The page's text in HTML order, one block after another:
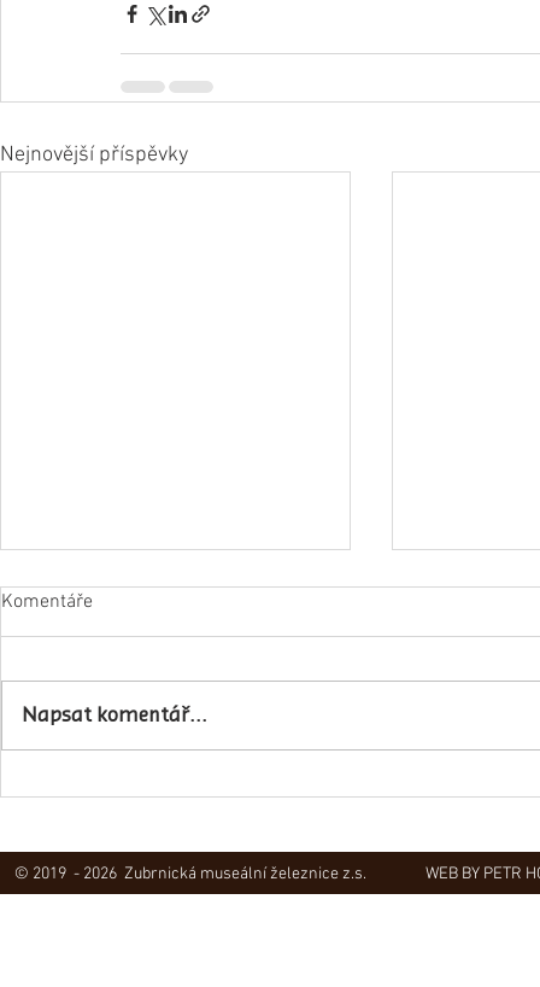
Nejnovější příspěvky
Komentáře
Napsat komentář...
© 2019 - 2026 Zubrnická museální železnice z.s. WEB BY